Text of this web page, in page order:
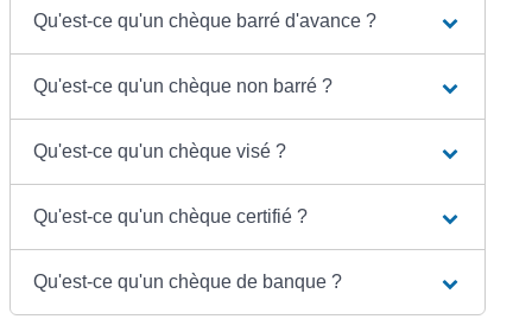
Qu'est-ce qu'un chèque barré d'avance ?
Qu'est-ce qu'un chèque non barré ?
Qu'est-ce qu'un chèque visé ?
Qu'est-ce qu'un chèque certifié ?
Qu'est-ce qu'un chèque de banque ?